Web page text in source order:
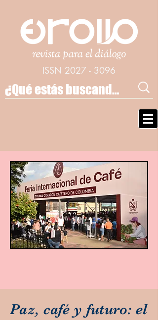
ISSN 2027 - 3096
Paz, café y futuro: el